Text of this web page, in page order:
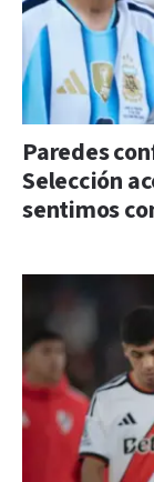
Paredes
Selección
sentimos